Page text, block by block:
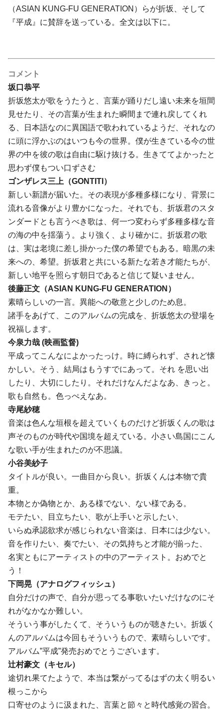
（ASIAN KUNG-FU GENERATION）らが折坂、そして
『平成』に賛辞を送っている。全文は以下に。
コメント
坂口恭平
折坂悠太が歌をうたうと、言葉が踊りだし遠い未来を垣間
見せたり、その言葉が生まれた瞬間まで連れ戻してくれ
る、日本語なのに異国語で歌われているようだ、それなの
に頭に浮かぶのはいつも今の世界。僕が生きている今の世
界の中を彼の歌は自由に駆け抜ける。生きててよかったと
思わず僕もつい口ずさむ
ゴンザレス三上（GONTITI）
新しい新譜が届いた。その表現が多種多様になり、背景に
流れる音像がより豊かになった。それでも、折坂君のスタ
ンダードとも言うべき歌は、何一つ変わらず多種多様な音
の海の中を揺蕩う。より強く、より確かに。折坂君の歌
は、実は老境に差し掛かった僕の希望でもある。暗黒の未
来への、希望。折坂君と共にいる新たな若き才能たちが、
新しい地平を照らす朝日であると信じて疑いません。
後藤正文（ASIAN KUNG-FU GENERATION）
素晴らしいの一言。異能への敬意と少しのため息。
諸手をあげて、このアルバムの完成を、折坂悠太の登場を
祝福します。
今泉力哉 (映画監督)
平成ってこんなによかったっけ。時に縛られず、されど懐
かしい。そう、結局はもうすでにあって。それ を思い出
したり、大切にしたり。それだけなんだよなあ、きっと。
歌も自然も。色っぺえなあ。
寺尾紗穂
音楽は色んな垣根を超えていくものだけど折坂くんの歌は
声そのものが時代や国境を超えている。小さい島国にこん
な歌い手が生まれたのが不思議。
小谷美紗子
タイトルが良い。一曲目から良い。折坂くんは本物で貴
重。
本物とか偽物とか、ある様でない、ない様である。
モテたい、目立ちたい、歌が上手いと示したい、
いらぬ承認欲求が感じられない音楽は、日本には少ない。
音を作りたい、奏でたい、その気持ちと才能が揃った、
名実ともにアーティストの中のアーティスト。おめでと
う！
下岡晃（アナログフィッシュ）
自分だけの声で、自分が思ってる事歌いたいだけなのにそ
れがなかなか難しい。
そういう事がしたくて、そういうものが聴きたい。折坂く
んのアルバムは今回もそういうもので、素晴らしいです。
アルバム”平成”発売おめでとうございます。
辻村豪文（キセル）
途切れ果てたようで、本当は繋がってるはずの太く明るい
根っこから
口寄せのように汲まれた、言葉と節々と時代感覚の習合。